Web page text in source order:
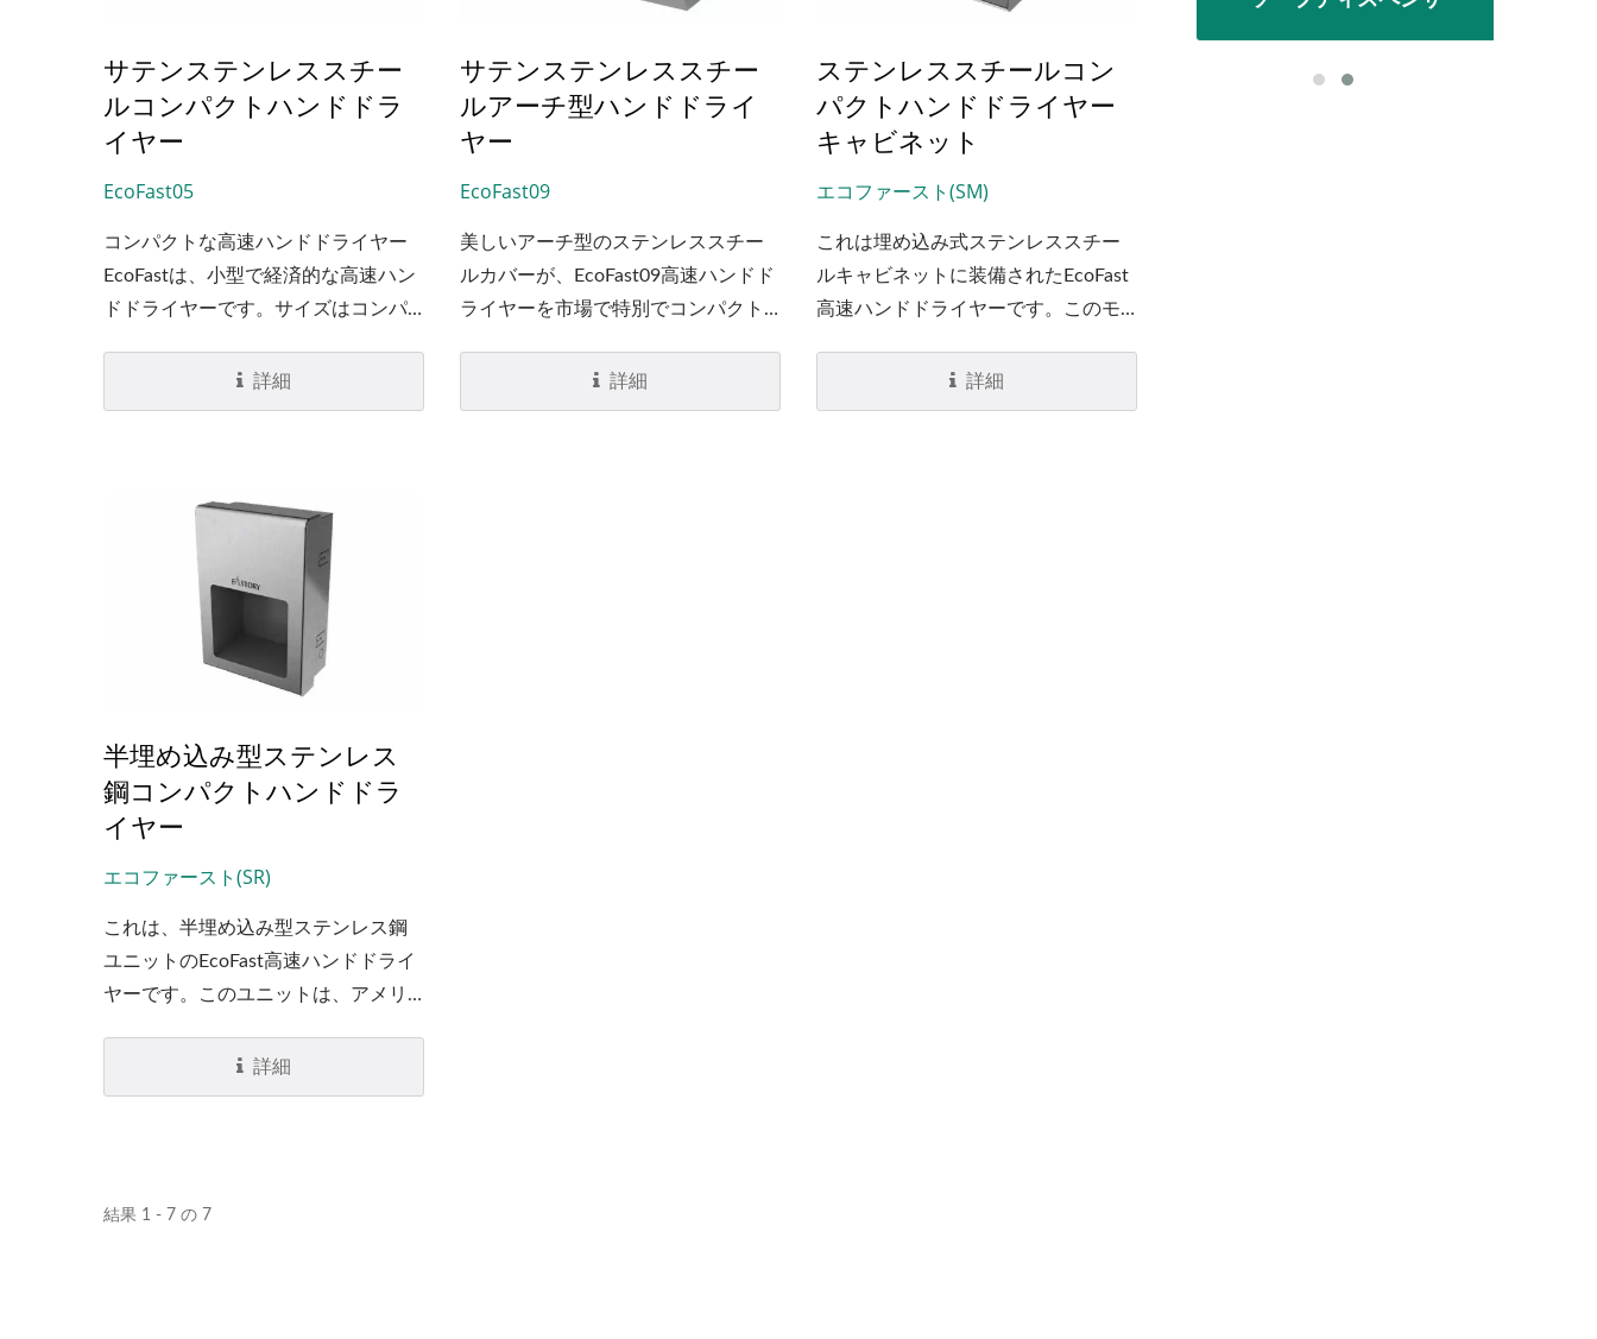
サテンステンレススチー
ルコンパクトハンドドラ
イヤー
EcoFast05
コンパクトな高速ハンドドライヤー
EcoFastは、小型で経済的な高速ハン
ドドライヤーです。サイズはコンパ
インコンセプトに合わせてミラーキ
ャビネットに収まるほどです。ステ
所に理想的にフィットします！消費
電力は非常に少なく（1,000ワッ
ト）、温かく快適な加熱空気を放出
する能力を維持しています。
詳細
サテンステンレススチー
ルアーチ型ハンドドライ
ヤー
EcoFast09
美しいアーチ型のステンレススチー
ルカバーが、EcoFast09高速ハンドド
ライヤーを市場で特別でコンパクト
EcoFastハンドドライヤーは、同等の
高速ハンドドライヤーの半分のサイ
詳細
ステンレススチールコン
パクトハンドドライヤー
キャビネット
エコファースト(SM)
これは埋め込み式ステンレススチー
ルキャビネットに装備されたEcoFast
高速ハンドドライヤーです。このモ
むユーザーに適しています。
詳細
半埋め込み型ステンレス
鋼コンパクトハンドドラ
イヤー
エコファースト(SR)
これは、半埋め込み型ステンレス鋼
ユニットのEcoFast高速ハンドドライ
ヤーです。このユニットは、アメリ
に、壁から4インチ以上突き出ていま
せん。
詳細
結果 1 - 7 の 7